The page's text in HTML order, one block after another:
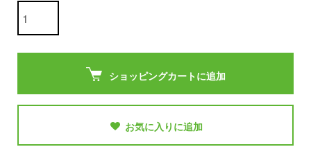
ショッピングカートに追加
お気に入りに追加